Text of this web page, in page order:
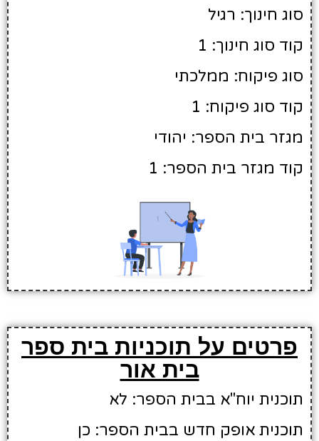
סוג חינוך: רגיל
קוד סוג חינוך: 1
סוג פיקוח: ממלכתי
קוד סוג פיקוח: 1
מגזר בית הספר: יהודי
קוד מגזר בית הספר: 1
פרטים על תוכניות בית ספר
בית אור
תוכנית יוח"א בבית הספר: לא
תוכנית אופק חדש בבית הספר: כן